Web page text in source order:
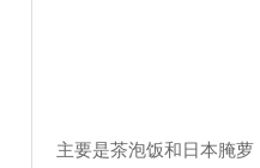
主要是茶泡饭和日本腌萝